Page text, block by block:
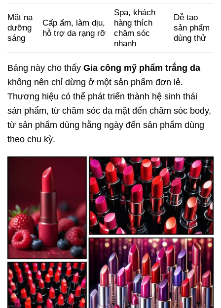
Mặt nạ
dưỡng
sáng
Cấp ẩm, làm dịu,
hỗ trợ da rạng rỡ
Spa, khách
hàng thích
chăm sóc
nhanh
Dễ tạo
sản phẩm
dùng thử
Bảng này cho thấy Gia công mỹ phẩm trắng da
không nên chỉ dừng ở một sản phẩm đơn lẻ.
Thương hiệu có thể phát triển thành hệ sinh thái
sản phẩm, từ chăm sóc da mặt đến chăm sóc body,
từ sản phẩm dùng hằng ngày đến sản phẩm dùng
theo chu kỳ.